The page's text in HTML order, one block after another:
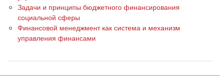
Задачи и принципы бюджетного финансирования
социальной сферы
Финансовой менеджмент как система и механизм
управления финансами